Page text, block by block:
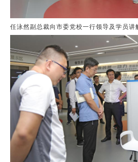
任泳然副总裁向市委党校一行领导及学员讲